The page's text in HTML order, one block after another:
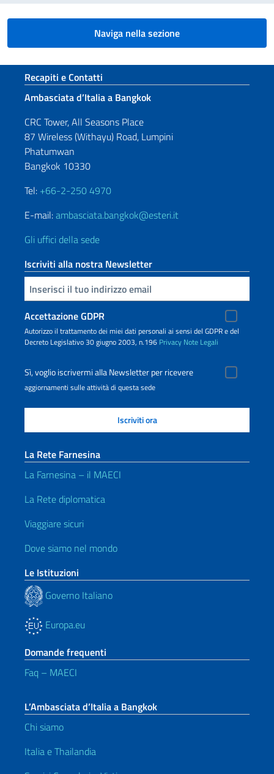
Naviga nella sezione
Sezione footer
Recapiti e Contatti
Ambasciata d’Italia a Bangkok
CRC Tower, All Seasons Place
87 Wireless (Withayu) Road, Lumpini
Phatumwan
Bangkok 10330
Tel: +66-2-250 4970
E-mail:ambasciata.bangkok@esteri.it
Gli uffici della sede
Iscriviti alla nostra Newsletter
Inserisci la tua email
Accettazione GDPR
Autorizzo il trattamento dei miei dati personali ai sensi del GDPR e del
Decreto Legislativo 30 giugno 2003, n.196 Privacy Note Legali
Sì, voglio iscrivermi alla Newsletter per ricevere
aggiornamenti sulle attività di questa sede
La Rete Farnesina
La Farnesina – il MAECI
La Rete diplomatica
Viaggiare sicuri
Dove siamo nel mondo
Le Istituzioni
Governo Italiano
Europa.eu
Domande frequenti
Faq – MAECI
L’Ambasciata d’Italia a Bangkok
Chi siamo
Italia e Thailandia